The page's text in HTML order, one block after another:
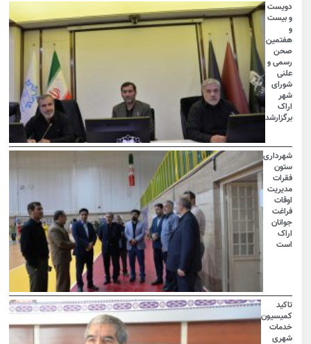
دویست
و بیست
هفتمین
صحن
رسمی و
علنی
شورای
شهر
اراک
برگزارشد
شهرداری
ستون
فقرات
مدیریت
اوقات
فراغت
جوانان
اراک
است
تاکید
کمیسیون
خدمات
شهری